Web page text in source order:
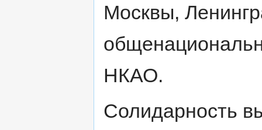
Москвы,
НКАО.
Солидарность